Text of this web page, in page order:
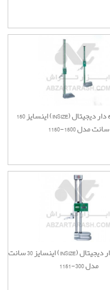
کولیس پایه دار دیجیتال (INSIZE) اینسایز 150
سانت مدل 1500-1150
کولیس پایه دار دیجیتال (INSIZE) اینسایز 30 سانت
مدل 300-1151